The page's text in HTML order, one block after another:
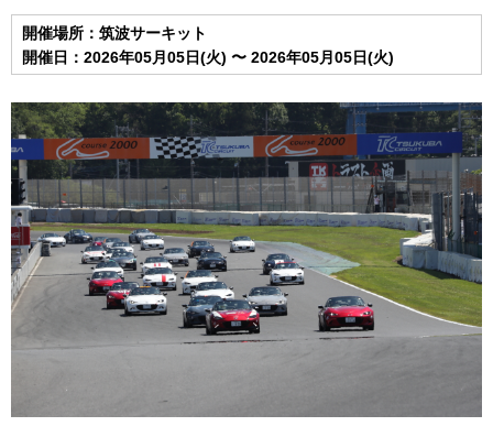
開催場所：筑波サーキット
開催日：2026年05月05日(火) 〜 2026年05月05日(火)